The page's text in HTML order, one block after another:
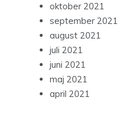
oktober 2021
september 2021
august 2021
juli 2021
juni 2021
maj 2021
april 2021